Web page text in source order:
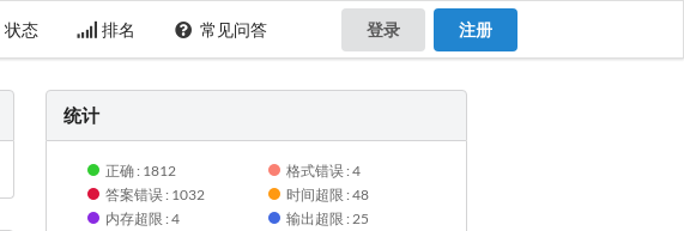
状态 排名 常见问答 登录 注册
统计
正确 : 1812
格式错误 : 4
答案错误 : 1032
时间超限 : 48
内存超限 : 4
输出超限 : 25